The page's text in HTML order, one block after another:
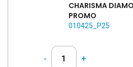
CHARISMA
PROMO
010425_P25
- +